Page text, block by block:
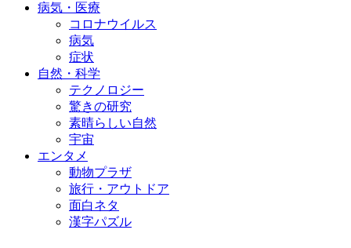
病気・医療
コロナウイルス
病気
症状
自然・科学
テクノロジー
驚きの研究
素晴らしい自然
宇宙
エンタメ
動物プラザ
旅行・アウトドア
面白ネタ
漢字パズル